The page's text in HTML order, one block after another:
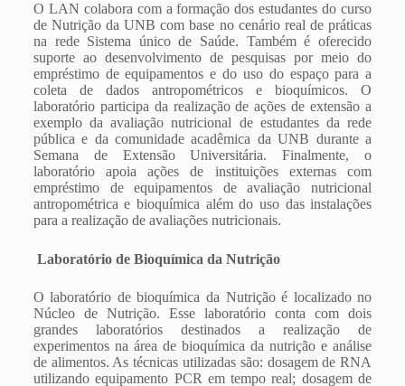
O LAN colabora com a formação dos estudantes do curso
de Nutrição da UNB com base no cenário real de práticas
na rede Sistema único de Saúde. Também é oferecido
suporte ao desenvolvimento de pesquisas por meio do
empréstimo de equipamentos e do uso do espaço para a
coleta de dados antropométricos e bioquímicos. O
laboratório participa da realização de ações de extensão a
exemplo da avaliação nutricional de estudantes da rede
pública e da comunidade acadêmica da UNB durante a
Semana de Extensão Universitária. Finalmente, o
laboratório apoia ações de instituições externas com
empréstimo de equipamentos de avaliação nutricional
antropométrica e bioquímica além do uso das instalações
para a realização de avaliações nutricionais.
Laboratório de Bioquímica da Nutrição
O laboratório de bioquímica da Nutrição é localizado no
Núcleo de Nutrição. Esse laboratório conta com dois
grandes laboratórios destinados a realização de
experimentos na área de bioquímica da nutrição e análise
de alimentos. As técnicas utilizadas são: dosagem de RNA
utilizando equipamento PCR em tempo real; dosagem de